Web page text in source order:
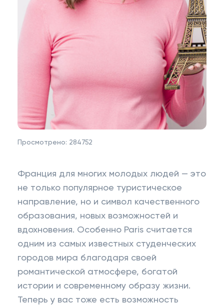
Просмотрено: 284752
Франция для многих молодых людей — это
не только популярное туристическое
направление, но и символ качественного
образования, новых возможностей и
вдохновения. Особенно Paris считается
одним из самых известных студенческих
городов мира благодаря своей
романтической атмосфере, богатой
истории и современному образу жизни.
Теперь у вас тоже есть возможность